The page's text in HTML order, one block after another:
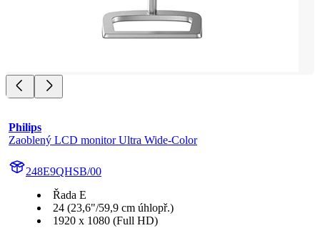
Philips
Zaoblený LCD monitor Ultra Wide-Color
248E9QHSB/00
Řada E
24 (23,6"/59,9 cm úhlopř.)
1920 x 1080 (Full HD)